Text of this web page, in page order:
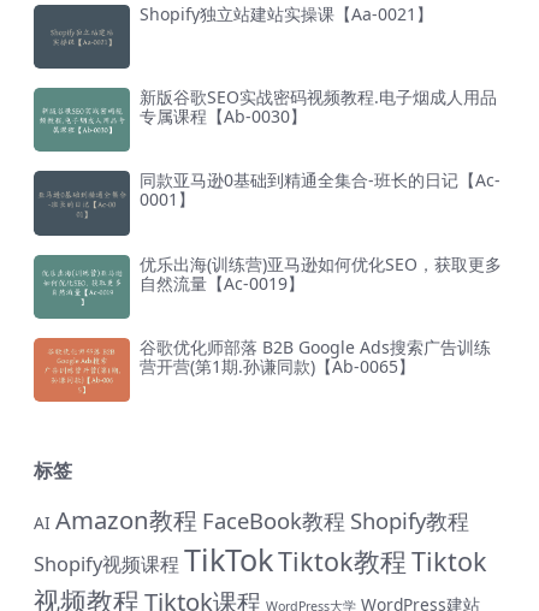
Shopify独立站建站实操课【Aa-0021】
新版谷歌SEO实战密码视频教程.电子烟成人用品
专属课程【Ab-0030】
同款亚马逊0基础到精通全集合-班长的日记【Ac-
0001】
优乐出海(训练营)亚马逊如何优化SEO，获取更多
自然流量【Ac-0019】
谷歌优化师部落 B2B Google Ads搜索广告训练
营开营(第1期.孙谦同款)【Ab-0065】
标签
AI Amazon教程 FaceBook教程 Shopify教程
Shopify视频课程TikTokTiktok教程Tiktok
视频教程Tiktok课程 WordPress大学 WordPress建站